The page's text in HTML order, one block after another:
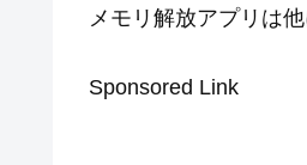
メモリ解放アプリは
Sponsored Link